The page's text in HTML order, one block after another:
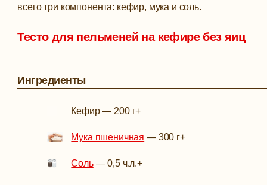
всего три компонента: кефир, мука и соль.
Тесто для пельменей на кефире без яиц
Ингредиенты
Кефир— 200 г+
Мука пшеничная — 300 г+
Соль—0,5 ч.л.+